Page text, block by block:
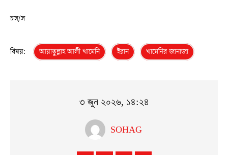
চস/স
বিষয়: আয়াতুল্লাহ আলী খামেনি ইরান খামেনির জানাজা
৩ জুন ২০২৬, ১৪:২৪
SOHAG